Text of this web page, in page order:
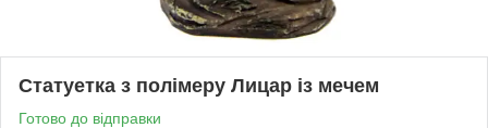
Статуетка з полімеру Лицар із мечем
Готово до відправки